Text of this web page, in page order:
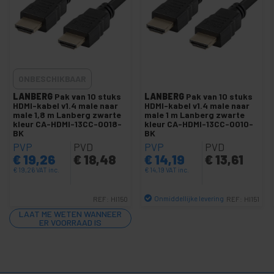
HDMI-kabel actief M / M
FPV platte HDMI-kabel
HDMI-A M / M-kabel
HDMI-C M naar HDMI-A M-kabel
HDMI-D M naar HDMI-A M-kabel
MHL naar HDMI-kabel en adapter
HDMI-kabeltester
Super HDMI 1.4 AM naar AM kabel
Super HDMI-A naar DVI-D M / M-kabel
LANBERG Pak van 10 stuks
HDMI-kabel v1.4 male naar
male 1,8 m Lanberg zwarte
kleur CA-HDMI-13CC-0018-
BK
PVP
€ 19,26
€ 19,26VAT inc.
PVD
€ 18,48
REF: HI150
LAAT ME WETEN WANNEER
ER VOORRAAD IS
LANBERG Pak van 10 stuks
HDMI-kabel v1.4 male naar
male 1 m Lanberg zwarte
kleur CA-HDMI-13CC-0010-
BK
PVP
€ 14,19
€ 14,19 VAT inc.
PVD
€ 13,61
Onmiddellijke levering REF: HI151